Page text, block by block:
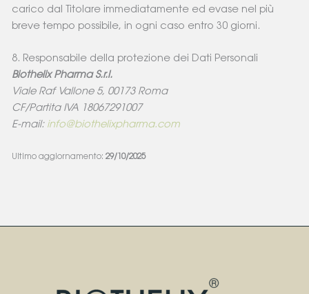
carico dal Titolare immediatamente ed evase nel più
breve tempo possibile, in ogni caso entro 30 giorni.
8. Responsabile della protezione dei Dati Personali
Biothelix Pharma S.r.l.
Viale Raf Vallone 5, 00173 Roma
CF/Partita IVA 18067291007
E-mail: info@biothelixpharma.com
Ultimo aggiornamento: 29/10/2025